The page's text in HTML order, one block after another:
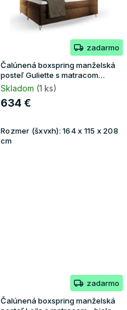
zadarmo
Čalúnená boxspring manželská
posteľ Guliette s matracom
160x200 - hnedá
Skladom (1 ks)
634 €
Rozmer (šxvxh): 164 x 115 x 208
cm
zadarmo
Čalúnená boxspring manželská